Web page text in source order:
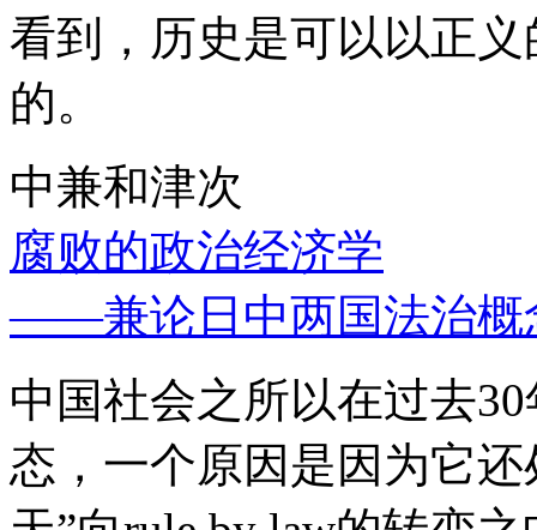
看到，历史是可以以正
的。
中兼和津次
腐败的政治经济学
——兼论日中两国法治概
中国社会之所以在过去
态，一个原因是因为它